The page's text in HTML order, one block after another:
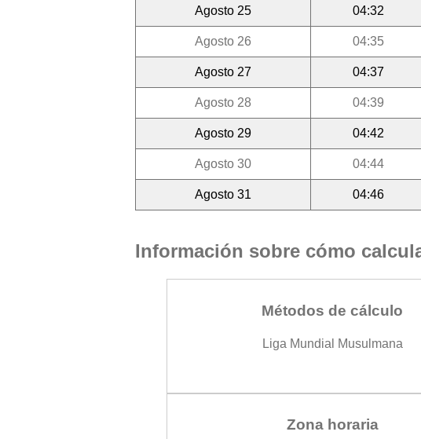
Agosto 25 04:32
Agosto 26 04:35
Agosto 27 04:37
Agosto 28 04:39
Agosto 29 04:42
Agosto 30 04:44
Agosto 31 04:46
Información sobre cómo
Métodos de cálculo
Liga Mundial Musulmana
Zona horaria